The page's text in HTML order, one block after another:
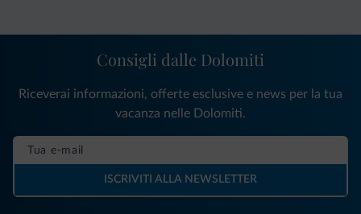
Consigli dalle Dolomiti
Riceverai informazioni, offerte esclusive e news per la tua
vacanza nelle Dolomiti.
ISCRIVITI ALLA NEWSLETTER